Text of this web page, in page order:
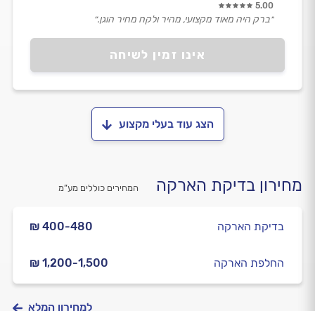
אינו זמין לשיחה
5.00
״ברק היה מאוד מקצועי, מהיר ולקח מחיר הוגן.״
הצג עוד בעלי מקצוע
מחירון בדיקת הארקה המחירים כוללים מע”מ
₪ 400-480 בדיקת הארקה
₪ 1,200-1,500 החלפת הארקה
למחירון המלא